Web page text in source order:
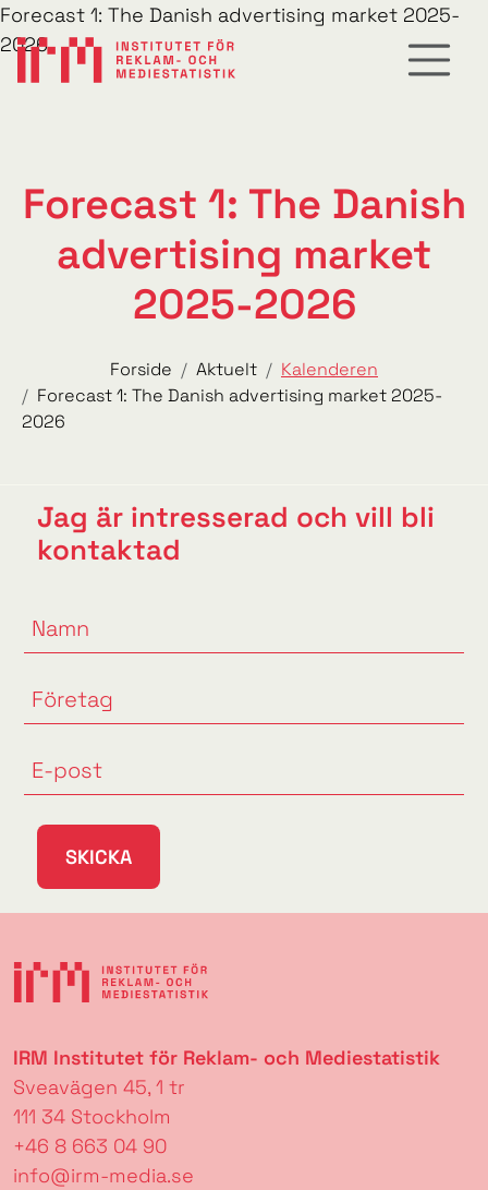
Forecast 1: The Danish advertising market 2025-
2026
Forecast 1: The Danish
advertising market
2025-2026
Forside Aktuelt
Kalenderen
Forecast 1: The Danish advertising market 2025-
2026
Jag är intresserad och vill bli
kontaktad
SKICKA
IRM Institutet för Reklam- och Mediestatistik
Sveavägen 45, 1 tr
111 34 Stockholm
+46 8 663 04 90
info@irm-media.se